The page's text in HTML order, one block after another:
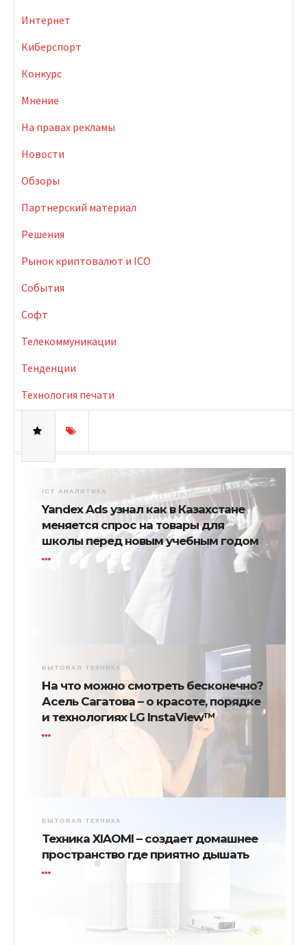
Интернет
Киберспорт
Конкурс
Мнение
На правах рекламы
Новости
Обзоры
Партнерский материал
Решения
Рынок криптовалют и ICO
События
Софт
Телекоммуникации
Тенденции
Технология печати
ICT АНАЛИТИКА
Yandex Ads узнал как в Казахстане
меняется спрос на товары для
школы перед новым учебным годом
БЫТОВАЯ ТЕХНИКА
На что можно смотреть бесконечно?
Асель Сагатова – о красоте, порядке
и технологиях LG InstaView™
БЫТОВАЯ ТЕХНИКА
Техника XIAOMI – создает домашнее
пространство где приятно дышать